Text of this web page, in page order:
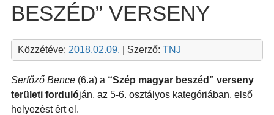
BESZÉD” VERSENY
Közzétéve: 2018.02.09. | Szerző: TNJ
Serfőző Bence(6.a) a “Szép magyar beszéd” verseny
területi fordulóján, az 5-6. osztályos kategóriában, első
helyezést ért el.